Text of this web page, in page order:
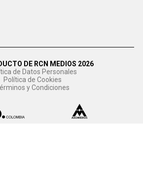
DE RCN MEDIOS 2026
de Datos Personales
Política de Cookies
y Condiciones